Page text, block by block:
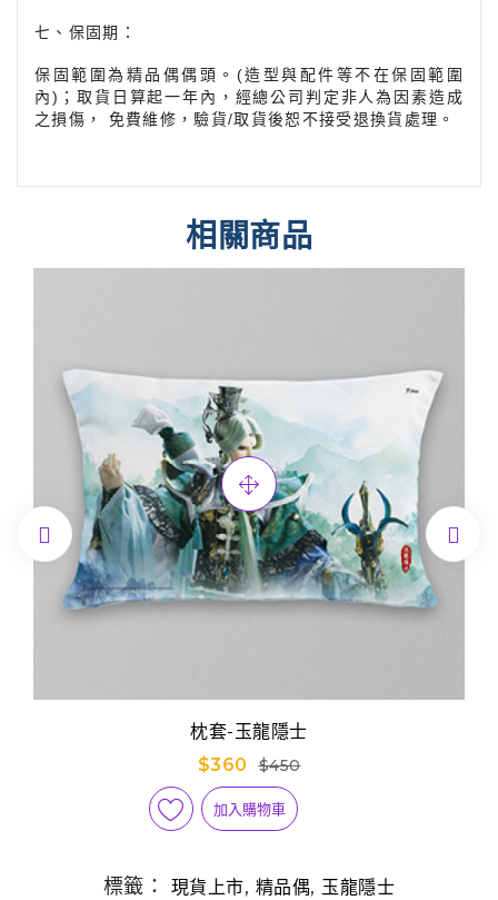
七、保固期：
保固範圍為精品偶偶頭。(造型與配件等不在保固範圍
內)；取貨日算起一年內，經總公司判定非人為因素造成
之損傷， 免費維修，驗貨/取貨後恕不接受退換貨處理。
相關商品
枕套-玉龍隱士
$360
$450
加入購物車
 
標籤： 現貨上市, 精品偶, 玉龍隱士